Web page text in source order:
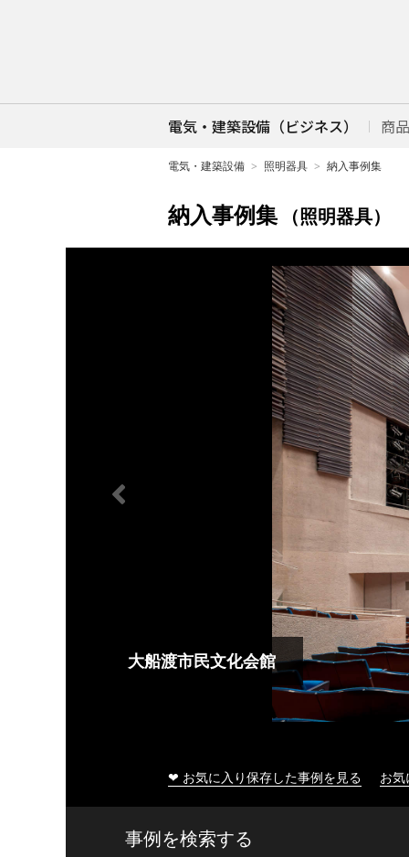
電気・建築設備（ビジネス） 商
電気・建築設備 照明器具 納入事例集
納入事例集 （照明器具）
大船渡市民文化会館
❤ お気に入り保存した事例を見る お
事例を検索する